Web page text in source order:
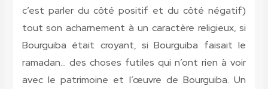
c’est parler du côté positif et du côté négatif)
tout son acharnement à un caractère religieux, si
Bourguiba était croyant, si Bourguiba faisait le
ramadan… des choses futiles qui n’ont rien à voir
avec le patrimoine et l’œuvre de Bourguiba. Un